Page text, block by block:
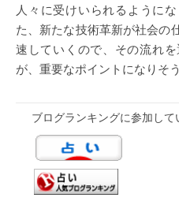
人々に受けいられるように
た、新たな技術革新が社会の
速していくので、その流れ
が、重要なポイントになりそう
ブログランキングに参加して